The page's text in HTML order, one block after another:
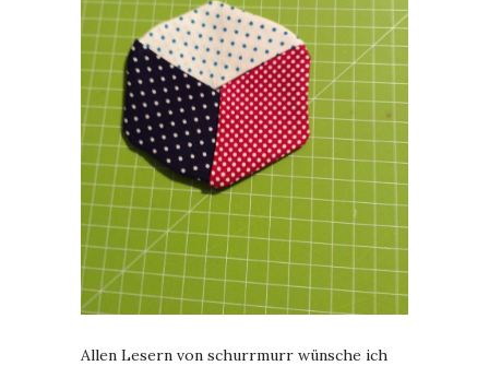
Allen Lesern von schurrmurr wünsche ich